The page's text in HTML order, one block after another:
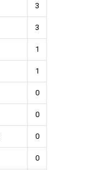
3
3
1
1
0
0
0
0